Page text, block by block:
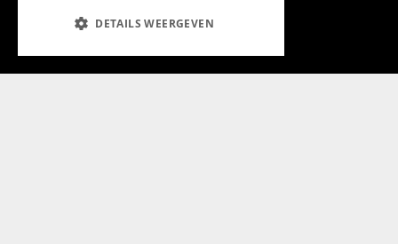
Aanmelden nieuwsbrief
DETAILS WEERGEVEN